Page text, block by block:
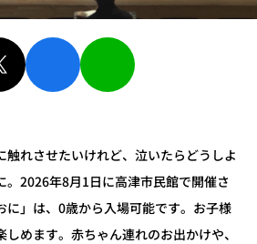
触れさせたいけれど、泣いたらどうしよ
2026年8月1日に高津市民館で開催さ
」は、 0歳から入場可能です。お子様
めます。赤ちゃん連れのお出かけや、